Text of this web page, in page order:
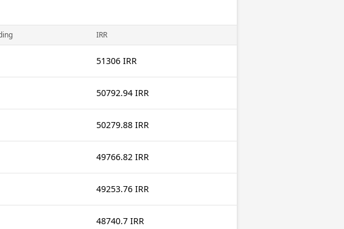
IRR
51306 IRR
50792.94 IRR
50279.88 IRR
49766.82 IRR
49253.76 IRR
48740.7 IRR